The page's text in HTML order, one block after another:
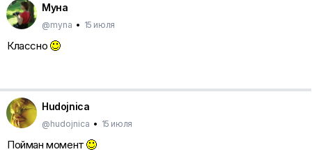
Муна
@myna • 15 июля
Классно
Hudojnica
@hudojnica • 15 июля
Пойман момент